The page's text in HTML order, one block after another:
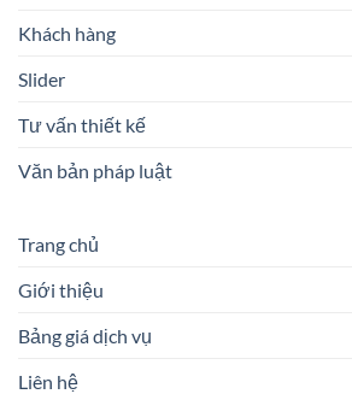
Khách hàng
Slider
Tư vấn thiết kế
Văn bản pháp luật
Trang chủ
Giới thiệu
Bảng giá dịch vụ
Liên hệ